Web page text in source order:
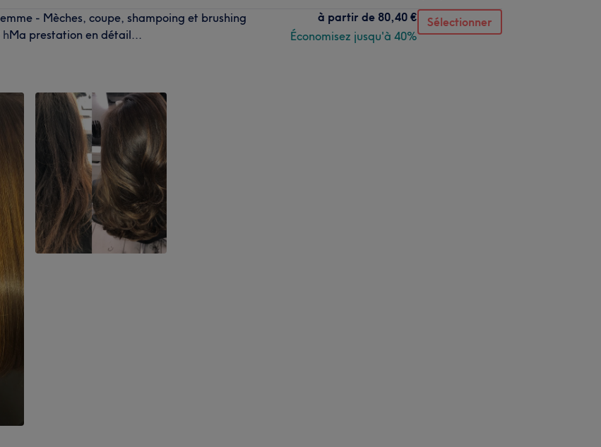
- Mèches, coupe, shampoing et brushing
hMa prestation en détail...
à partir de 80,40 €
Économisez jusqu'à 40%
Sélectionner